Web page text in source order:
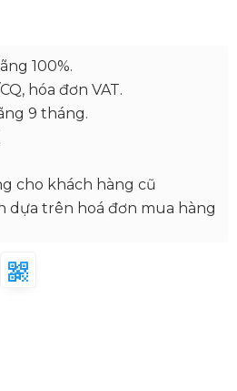
100%.
hóa đơn VAT.
9 tháng.
cho khách hàng cũ
dựa trên hoá đơn mua hàng